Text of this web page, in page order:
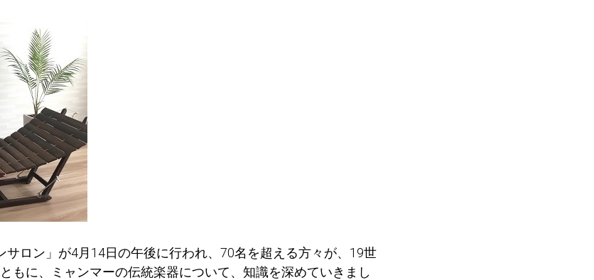
サロン」が4月14日の午後に行われ、70名を超える方々が、19世
もに、ミャンマーの伝統楽器について、知識を深めていきまし